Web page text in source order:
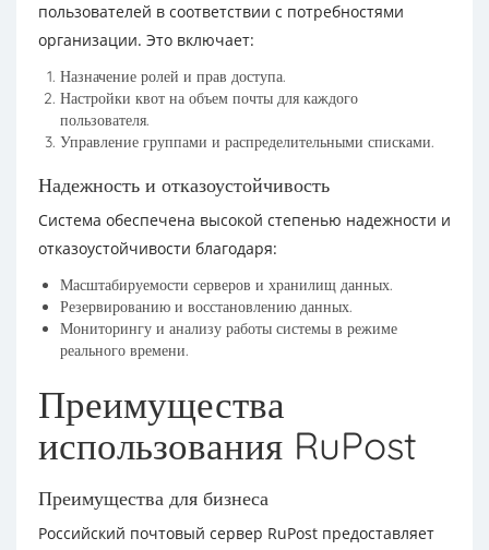
пользователей в соответствии с потребностями
организации. Это включает:
Назначение ролей и прав доступа.
Настройки квот на объем почты для каждого
пользователя.
Управление группами и распределительными списками.
Надежность и отказоустойчивость
Система обеспечена высокой степенью надежности и
отказоустойчивости благодаря:
Масштабируемости серверов и хранилищ данных.
Резервированию и восстановлению данных.
Мониторингу и анализу работы системы в режиме
реального времени.
Преимущества
использования RuPost
Преимущества для бизнеса
Российский почтовый сервер RuPost предоставляет